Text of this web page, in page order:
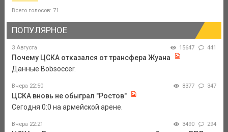
Всего голосов: 71
ПОПУЛЯРНОЕ
3 Августа 15647 441
Почему ЦСКА отказался от трансфера Жуана
Данные Bobsoccer.
Вчера 22:50 8377 347
ЦСКА вновь не обыграл "Ростов"
Сегодня 0:0 на армейской арене.
Вчера 22:21 3490 294